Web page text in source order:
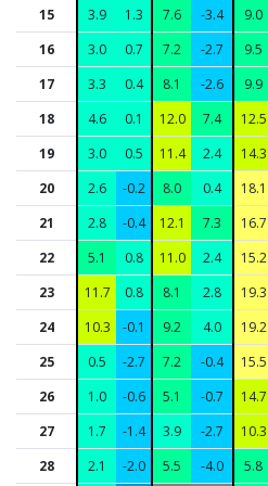
15
3.9 1.3 7.6 -3.4 9.0
16
3.0 0.7 7.2 -2.7 9.5
17
3.3 0.4 8.1 -2.6 9.9
18
4.6 0.1 12.0 7.4 12.5
19
3.0 0.5 11.4 2.4 14.3
20
2.6 -0.2 8.0 0.4 18.1
21
2.8 -0.4 12.1 7.3 16.7
22
5.1 0.8 11.0 2.4 15.2
23
11.7 0.8 8.1 2.8 19.3
24
10.3 -0.1 9.2 4.0 19.2
25
0.5 -2.7 7.2 -0.4 15.5
26
1.0 -0.6 5.1 -0.7 14.7
27
1.7 -1.4 3.9 -2.7 10.3
28
2.1 -2.0 5.5 -4.0 5.8